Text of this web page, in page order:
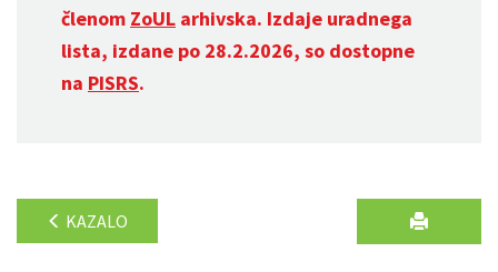
členom ZoUL arhivska. Izdaje uradnega
lista, izdane po 28.2.2026, so dostopne
na PISRS.
KAZALO